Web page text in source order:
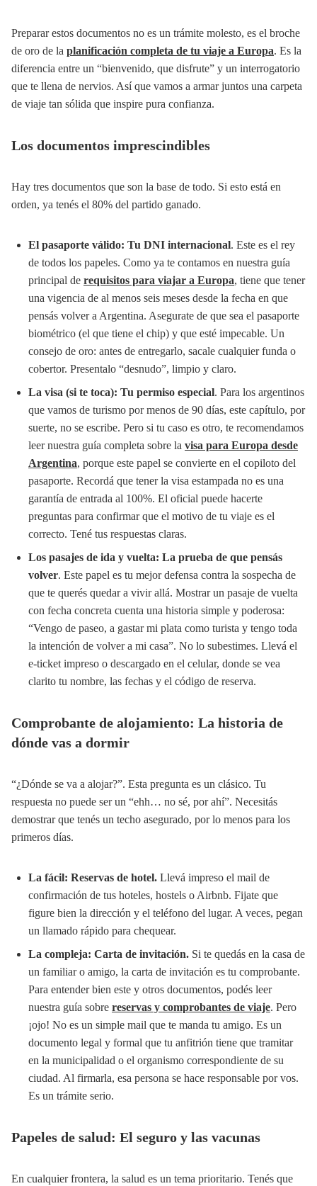
Preparar estos documentos no es un trámite molesto, es el broche
de oro de la planificación completa de tu viaje a Europa. Es la
diferencia entre un “bienvenido, que disfrute” y un interrogatorio
que te llena de nervios. Así que vamos a armar juntos una carpeta
de viaje tan sólida que inspire pura confianza.
Los documentos imprescindibles
Hay tres documentos que son la base de todo. Si esto está en
orden, ya tenés el 80% del partido ganado.
El pasaporte válido: Tu DNI internacional. Este es el rey
de todos los papeles. Como ya te contamos en nuestra guía
principal de requisitos para viajar a Europa, tiene que tener
una vigencia de al menos seis meses desde la fecha en que
pensás volver a Argentina. Asegurate de que sea el pasaporte
biométrico (el que tiene el chip) y que esté impecable. Un
consejo de oro: antes de entregarlo, sacale cualquier funda o
cobertor. Presentalo “desnudo”, limpio y claro.
La visa (si te toca): Tu permiso especial. Para los argentinos
que vamos de turismo por menos de 90 días, este capítulo, por
suerte, no se escribe. Pero si tu caso es otro, te recomendamos
leer nuestra guía completa sobre la visa para Europa desde
Argentina, porque este papel se convierte en el copiloto del
pasaporte. Recordá que tener la visa estampada no es una
garantía de entrada al 100%. El oficial puede hacerte
preguntas para confirmar que el motivo de tu viaje es el
correcto. Tené tus respuestas claras.
Los pasajes de ida y vuelta: La prueba de que pensás
volver. Este papel es tu mejor defensa contra la sospecha de
que te querés quedar a vivir allá. Mostrar un pasaje de vuelta
con fecha concreta cuenta una historia simple y poderosa:
“Vengo de paseo, a gastar mi plata como turista y tengo toda
la intención de volver a mi casa”. No lo subestimes. Llevá el
e-ticket impreso o descargado en el celular, donde se vea
clarito tu nombre, las fechas y el código de reserva.
Comprobante de alojamiento: La historia de
dónde vas a dormir
“¿Dónde se va a alojar?”. Esta pregunta es un clásico. Tu
respuesta no puede ser un “ehh… no sé, por ahí”. Necesitás
demostrar que tenés un techo asegurado, por lo menos para los
primeros días.
La fácil: Reservas de hotel. Llevá impreso el mail de
confirmación de tus hoteles, hostels o Airbnb. Fijate que
figure bien la dirección y el teléfono del lugar. A veces, pegan
un llamado rápido para chequear.
La compleja: Carta de invitación. Si te quedás en la casa de
un familiar o amigo, la carta de invitación es tu comprobante.
Para entender bien este y otros documentos, podés leer
nuestra guía sobre reservas y comprobantes de viaje. Pero
¡ojo! No es un simple mail que te manda tu amigo. Es un
documento legal y formal que tu anfitrión tiene que tramitar
en la municipalidad o el organismo correspondiente de su
ciudad. Al firmarla, esa persona se hace responsable por vos.
Es un trámite serio.
Papeles de salud: El seguro y las vacunas
En cualquier frontera, la salud es un tema prioritario. Tenés que